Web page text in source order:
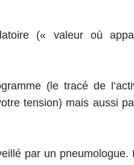
(« valeur où
(le tracé de
tension) mais aussi
par un pneumologue.